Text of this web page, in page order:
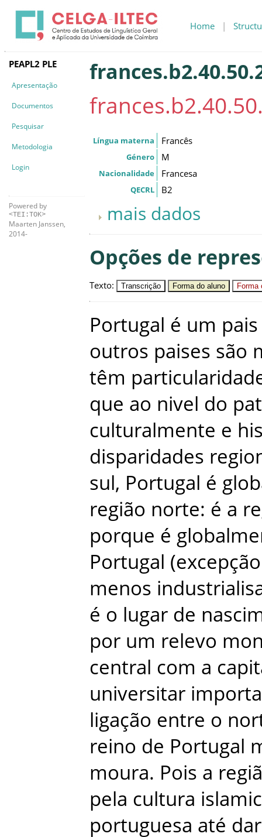
Home |
PEAPL2 PLE
Apresentação
Documentos
Pesquisar
Metodologia
Login
Powered by
<TEI:TOK>
Maarten Janssen,
2014-
Língua materna Francês
Género M
Nacionalidade Francesa
QECRL B2
mais dados
Opções de
Texto: Transcrição Forma do aluno Forma
Portugal é um pais
outros paises são
têm
que ao nivel do
culturalmente e
disparidades
sul, Portugal é
região norte: é a
porque é
Portugal (excepção
menos
é o lugar de
por um relevo
central com a
universitar
ligação entre o
reino de Portugal
moura. Pois a
pela cultura
portuguesa até dar